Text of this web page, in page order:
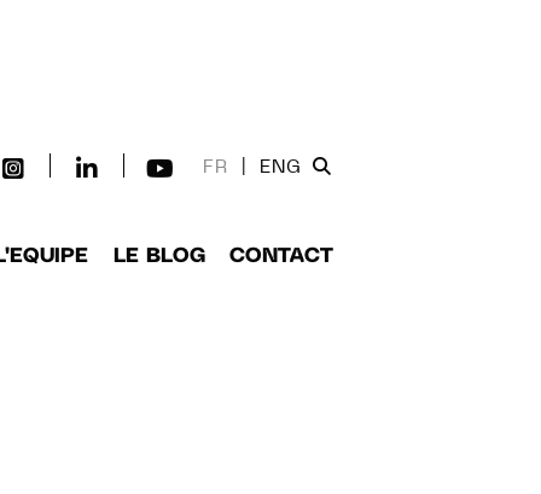
FR ENG
LE BLOG CONTACT